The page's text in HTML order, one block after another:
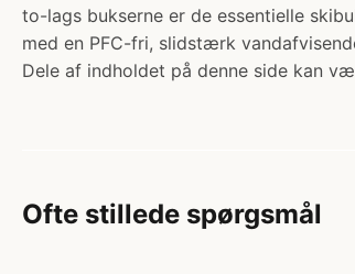
to-lags bukserne er de essentielle
med en PFC-fri, slidstærk
Dele af indholdet på denne side kan
Ofte stillede spørgsmål